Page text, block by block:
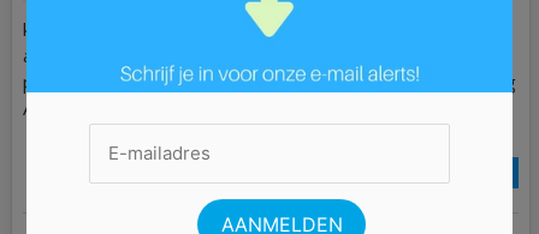
komt met hun brandharen. Maar geen paniek! Hier lees je
alles wat je moet weten over het behandelen van een
processierupsuitslag. Symptomen van processierupsuitslag
Als […]